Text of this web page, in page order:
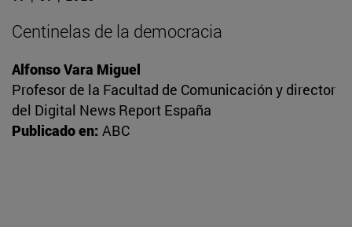
Centinelas de la democracia
Alfonso Vara Miguel
Profesor de la Facultad de Comunicación y director
del Digital News Report España
Publicado en: ABC